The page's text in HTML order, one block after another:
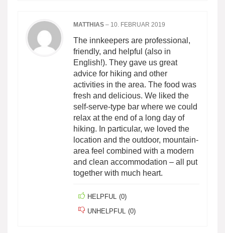
MATTHIAS – 10. FEBRUAR 2019
The innkeepers are professional,
friendly, and helpful (also in
English!). They gave us great
advice for hiking and other
activities in the area. The food was
fresh and delicious. We liked the
self-serve-type bar where we could
relax at the end of a long day of
hiking. In particular, we loved the
location and the outdoor, mountain-
area feel combined with a modern
and clean accommodation – all put
together with much heart.
HELPFUL (0)
UNHELPFUL (0)